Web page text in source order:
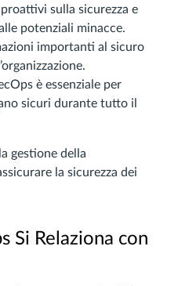
sulla sicurezza e
potenziali minacce.
importanti al sicuro
è essenziale per
sicuri durante tutto il
gestione della
la sicurezza dei
Si Relaziona con